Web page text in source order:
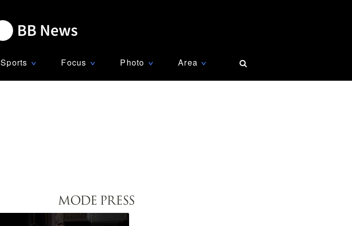
Sports ∨ Focus ∨ Photo ∨ Area ∨